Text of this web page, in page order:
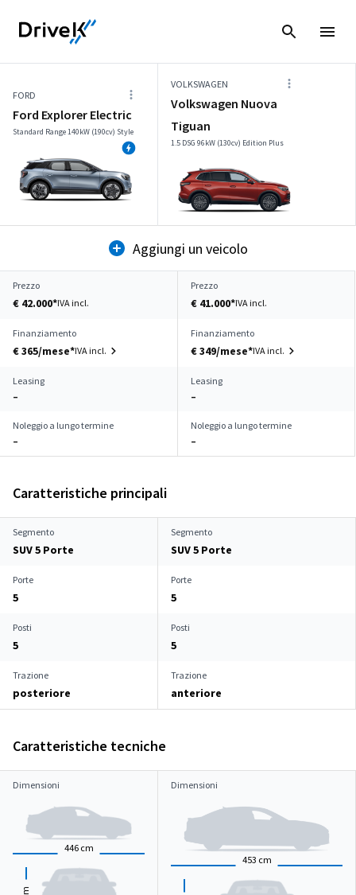
FORD
Ford Explorer Electric
Standard Range 140kW (190cv) Style
VOLKSWAGEN
Volkswagen Nuova
Tiguan
1.5 DSG 96kW (130cv) Edition Plus
Aggiungi un veicolo
Prezzo
€ 42.000*IVA incl.
Prezzo
€ 41.000*IVA incl.
Finanziamento
€ 365/mese*IVA incl.
Finanziamento
€ 349/mese*IVA incl.
Leasing
–
Leasing
–
Noleggio a lungo termine
–
Noleggio a lungo termine
–
Caratteristiche principali
Segmento
SUV 5 Porte
Segmento
SUV 5 Porte
Porte
5
Porte
5
Posti
5
Posti
5
Trazione
posteriore
Trazione
anteriore
Caratteristiche tecniche
Dimensioni
446 cm
Dimensioni
453 cm